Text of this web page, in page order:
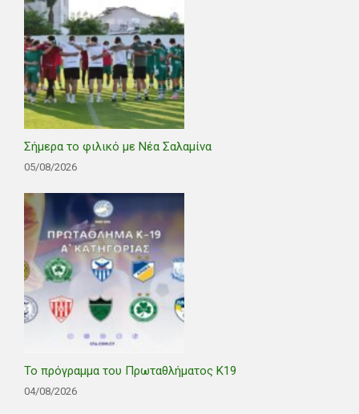
Σήμερα το φιλικό με Νέα Σαλαμίνα
05/08/2026
Το πρόγραμμα του Πρωταθλήματος Κ19
04/08/2026